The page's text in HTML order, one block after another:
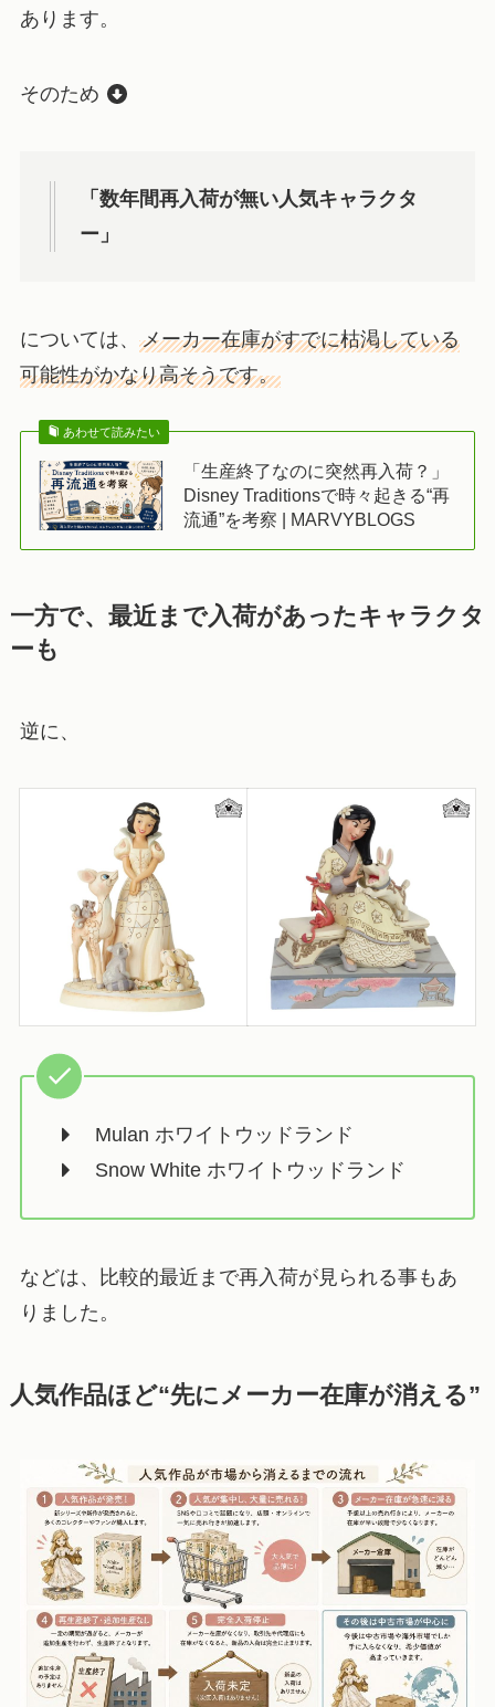
あります。
そのため
「数年間再入荷が無い人気キャラクタ
ー」
については、 メーカー在庫がすでに枯渇している
可能性がかなり高そうです。
あわせて読みたい
「生産終了なのに突然再入荷？」
Disney Traditionsで時々起きる“再
流通”を考察 | MARVYBLOGS
一方で、最近まで入荷があったキャラクタ
ーも
逆に、
Mulan ホワイトウッドランド
Snow White ホワイトウッドランド
などは、比較的最近まで再入荷が見られる事もあ
りました。
人気作品ほど“先にメーカー在庫が消える”